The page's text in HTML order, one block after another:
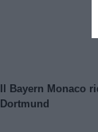
Il Bayern Monaco
Dortmund